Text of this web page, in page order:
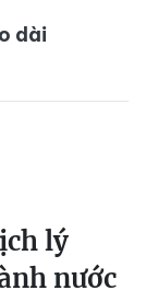
dài
lý
nước